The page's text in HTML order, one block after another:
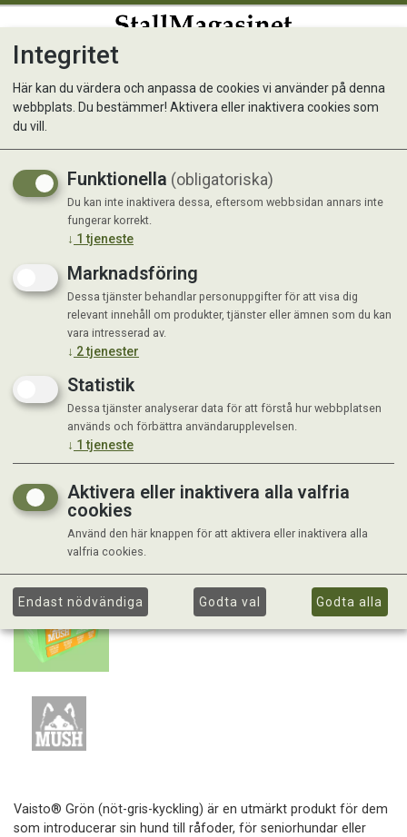
MUSH Vaisto® Grön, 10 kg
Vaisto® Grön (nöt-gris-kyckling) är en utmärkt produkt för dem
som introducerar sin hund till råfoder, för seniorhundar eller
Integritet
Här kan du värdera och anpassa de cookies vi använder på denna
webbplats. Du bestämmer! Aktivera eller inaktivera cookies som
du vill.
Funktionella (obligatoriska)
Du kan inte inaktivera dessa, eftersom webbsidan annars inte
fungerar korrekt.
↓ 1 tjeneste
Marknadsföring
Dessa tjänster behandlar personuppgifter för att visa dig
relevant innehåll om produkter, tjänster eller ämnen som du kan
vara intresserad av.
↓ 2tjenester
Statistik
Dessa tjänster analyserar data för att förstå hur webbplatsen
används och förbättra användarupplevelsen.
↓ 1 tjeneste
Aktivera eller inaktivera alla valfria
cookies
Använd den här knappen för att aktivera eller inaktivera alla
valfria cookies.
Endast nödvändiga Godta val Godta alla